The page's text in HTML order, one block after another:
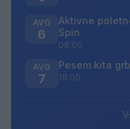
AVG
6
Aktivne
Spin
08:00
AVG
7
Pesem kita
18:00